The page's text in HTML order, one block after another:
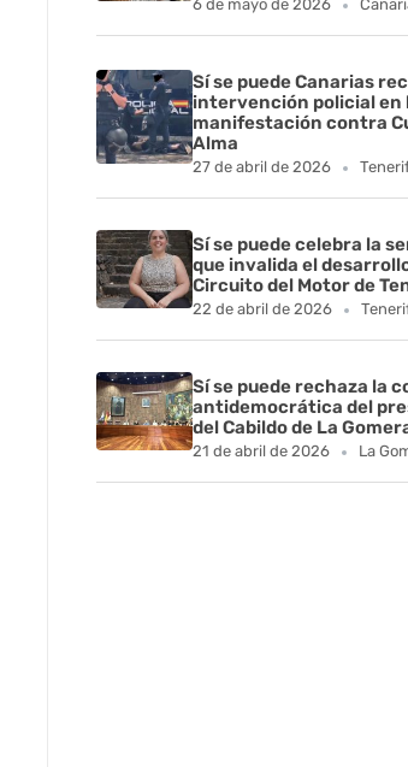
6 de mayo de 2026
Sí se puede Canarias
intervención policial en
manifestación contra
Alma
27 de abril de 2026
Sí se puede celebra la
que invalida el
Circuito del Motor de
22 de abril de 2026
Sí se puede rechaza la
antidemocrática del
del Cabildo de La
21 de abril de 2026 La